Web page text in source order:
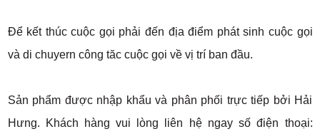
Để kết thúc cuộc gọi phải đến địa điểm phát sinh cuộc gọi
và di chuyern công tăc cuộc gọi về vị trí ban đầu.
Sản phẩm được nhập khẩu và phân phối trực tiếp bởi Hải
Hưng. Khách hàng vui lòng liên hệ ngay số điện thoại: